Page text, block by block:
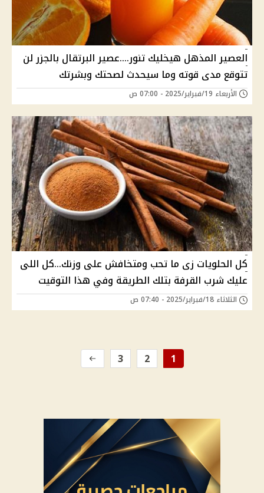
العصير المذهل هيخليك تنور....عصير البرتقال بالجزر لن
تتوقع مدى قوته وما سيحدث لصحتك وبشرتك
الأربعاء 19/فبراير/2025 - 07:00 ص
كل الحلويات زى ما تحب ومتخافش على وزنك...كل اللى
عليك شرب القرفة بتلك الطريقة وفي هذا التوقيت
الثلاثاء 18/فبراير/2025 - 07:40 ص
1
2
3